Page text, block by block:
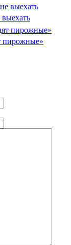
выехать
пирожные»